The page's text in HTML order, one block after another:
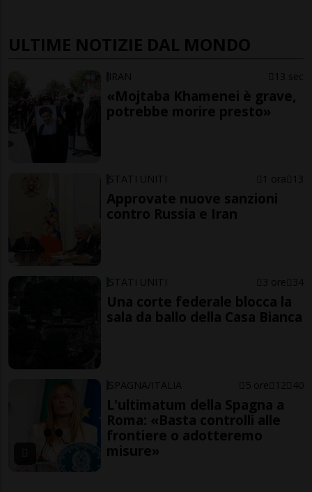
ULTIME NOTIZIE DAL MONDO
IRAN 13 sec
«Mojtaba Khamenei è grave,
potrebbe morire presto»
STATI UNITI 1 ora 13
Approvate nuove sanzioni
contro Russia e Iran
STATI UNITI 3 ore 34
Una corte federale blocca la
sala da ballo della Casa Bianca
SPAGNA/ITALIA 5 ore 12 40
L'ultimatum della Spagna a
Roma: «Basta controlli alle
frontiere o adotteremo
misure»